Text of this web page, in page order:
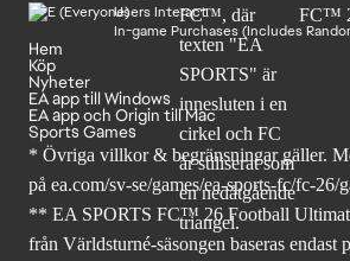
Users Interact
In-game Purchases (Includes
Hem
Köp
Nyheter
EA app till Windows
EA app och Origin till Mac
Sports Games
* Övriga villkor & begränsningar gäller.
på ea.com/sv-se/games/ea-sports-fc/fc-26/
** EA SPORTS FC™ 26 Football
från Världsturné-säsongen baseras endast